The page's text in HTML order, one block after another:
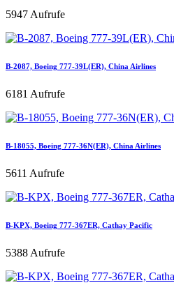
5947 Aufrufe
B-2087, Boeing 777-39L(ER), China Airlines
6181 Aufrufe
B-18055, Boeing 777-36N(ER), China Airlines
5611 Aufrufe
B-KPX, Boeing 777-367ER, Cathay Pacific
5388 Aufrufe